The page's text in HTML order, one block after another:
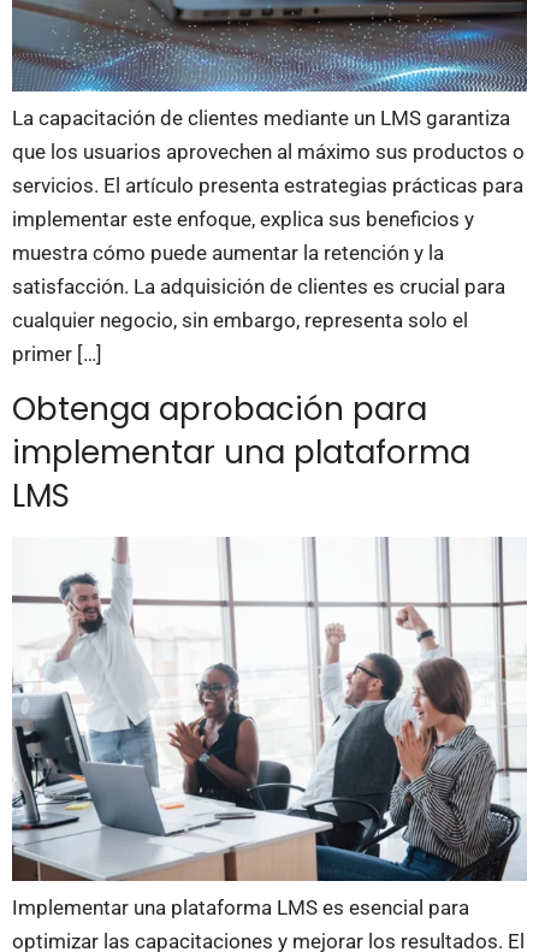
La capacitación de clientes mediante un LMS garantiza
que los usuarios aprovechen al máximo sus productos o
servicios. El artículo presenta estrategias prácticas para
implementar este enfoque, explica sus beneficios y
muestra cómo puede aumentar la retención y la
satisfacción. La adquisición de clientes es crucial para
cualquier negocio, sin embargo, representa solo el
primer […]
Obtenga aprobación para
implementar una plataforma
LMS
Implementar una plataforma LMS es esencial para
optimizar las capacitaciones y mejorar los resultados. El